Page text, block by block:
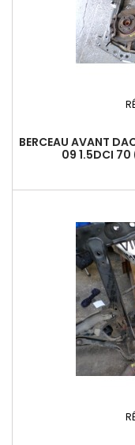
BERCEAU AVANT
09 1.5DCI